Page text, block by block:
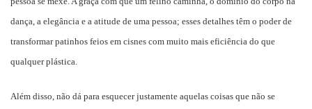
dança, a elegância e a atitude de uma pessoa; esses detalhes têm o poder de
transformar patinhos feios em cisnes com muito mais eficiência do que
qualquer plástica.
Além disso, não dá para esquecer justamente aquelas coisas que não se